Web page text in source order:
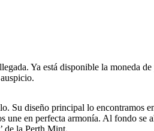
Ya está disponible la moneda
Su diseño principal lo encontramos
une en perfecta armonía. Al fondo se
de la Perth Mint.